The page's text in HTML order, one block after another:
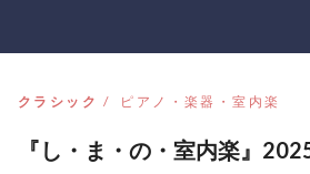
クラシック ピアノ・楽器・室内楽
『し・ま・の・室内楽』